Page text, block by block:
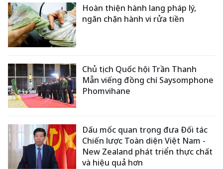
Hoàn thiện hành lang pháp lý,
ngăn chặn hành vi rửa tiền
Chủ tịch Quốc hội Trần Thanh
Mẫn viếng đồng chí Saysomphone
Phomvihane
Dấu mốc quan trọng đưa Đối tác
Chiến lược Toàn diện Việt Nam -
New Zealand phát triển thực chất
và hiệu quả hơn